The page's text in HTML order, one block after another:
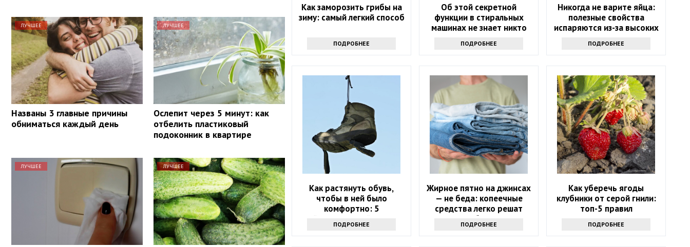
ЛУЧШЕЕ
Названы 3 главные причины
обниматься каждый день
ЛУЧШЕЕ
Ослепит через 5 минут: как
отбелить пластиковый
подоконник в квартире
ЛУЧШЕЕ ЛУЧШЕЕ
Как заморозить грибы на
зиму: самый легкий способ
ПОДРОБНЕЕ
Об этой секретной
функции в стиральных
машинах не знает никто
ПОДРОБНЕЕ
Никогда не варите яйца:
полезные свойства
испаряются из-за высоких
ПОДРОБНЕЕ
Как растянуть обувь,
чтобы в ней было
комфортно: 5
действенных лайфхаков
ПОДРОБНЕЕ
Жирное пятно на джинсах
— не беда: копеечные
средства легко решат
проблему
ПОДРОБНЕЕ
Как уберечь ягоды
клубники от серой гнили:
топ-5 правил
ПОДРОБНЕЕ